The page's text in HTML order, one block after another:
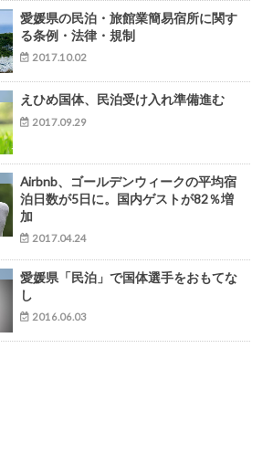
愛媛県の民泊・旅館業簡易宿所に関す
る条例・法律・規制
2017.10.02
えひめ国体、民泊受け入れ準備進む
2017.09.29
Airbnb、ゴールデンウィークの平均宿
泊日数が5日に。国内ゲストが82％増
加
2017.04.24
愛媛県「民泊」で国体選手をおもてな
し
2016.06.03